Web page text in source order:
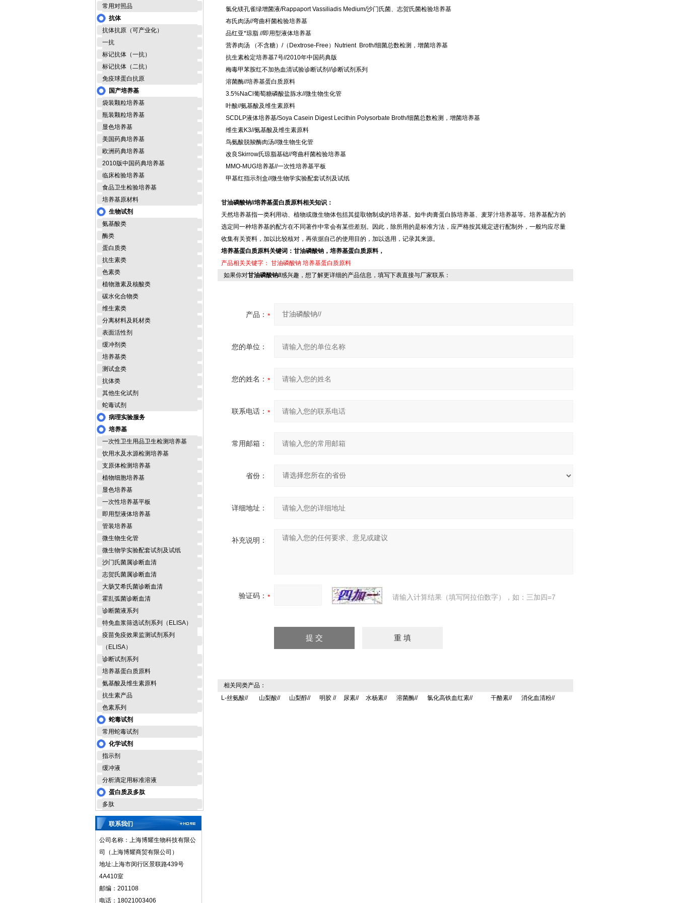
常用对照品
抗体
抗体抗原（可产业化）
一抗
标记抗体（一抗）
标记抗体（二抗）
免疫球蛋白抗原
国产培养基
袋装颗粒培养基
瓶装颗粒培养基
显色培养基
美国药典培养基
欧洲药典培养基
2010版中国药典培养基
临床检验培养基
食品卫生检验培养基
培养基原材料
生物试剂
氨基酸类
酶类
蛋白质类
抗生素类
色素类
植物激素及核酸类
碳水化合物类
维生素类
分离材料及耗材类
表面活性剂
缓冲剂类
培养基类
测试盒类
抗体类
其他生化试剂
蛇毒试剂
病理实验服务
培养基
一次性卫生用品卫生检测培养基
饮用水及水源检测培养基
支原体检测培养基
植物细胞培养基
显色培养基
一次性培养基平板
即用型液体培养基
管装培养基
微生物生化管
微生物学实验配套试剂及试纸
沙门氏菌属诊断血清
志贺氏菌属诊断血清
大肠艾希氏菌诊断血清
霍乱弧菌诊断血清
诊断菌液系列
特免血浆筛选试剂系列（ELISA）
疫苗免疫效果监测试剂系列
（ELISA）
诊断试剂系列
培养基蛋白质原料
氨基酸及维生素原料
抗生素产品
色素系列
蛇毒试剂
常用蛇毒试剂
化学试剂
指示剂
缓冲液
分析滴定用标准溶液
蛋白质及多肽
多肽
联系我们
公司名称：上海博耀生物科技有限公
司（上海博耀商贸有限公司）
地址:上海市闵行区景联路439号
4A410室
邮编：201108
电话：18021003406
氯化镁孔雀绿增菌液/Rappaport Vassiliadis Medium/沙门氏菌、志贺氏菌检验培养基
布氏肉汤//弯曲杆菌检验培养基
品红亚*琼脂 //即用型液体培养基
营养肉汤 （不含糖）/（Dextrose-Free）Nutrient Broth/细菌总数检测，增菌培养基
抗生素检定培养基7号//2010年中国药典版
梅毒甲苯胺红不加热血清试验诊断试剂//诊断试剂系列
溶菌酶//培养基蛋白质原料
3.5%NaCl葡萄糖磷酸盐胨水//微生物生化管
叶酸//氨基酸及维生素原料
SCDLP液体培养基/Soya Casein Digest Lecithin Polysorbate Broth/细菌总数检测，增菌培养基
维生素K3//氨基酸及维生素原料
鸟氨酸脱羧酶肉汤//微生物生化管
改良Skirrow氏琼脂基础//弯曲杆菌检验培养基
MMO-MUG培养基//一次性培养基平板
甲基红指示剂盒//微生物学实验配套试剂及试纸
甘油磷酸钠//培养基蛋白质原料相关知识：
天然培养基指一类利用动、植物或微生物体包括其提取物制成的培养基。如牛肉膏蛋白胨培养基、麦芽汁培养基等。培养基配方的
选定同一种培养基的配方在不同著作中常会有某些差别。因此，除所用的是标准方法，应严格按其规定进行配制外，一般均应尽量
收集有关资料，加以比较核对，再依据自己的使用目的，加以选用，记录其来源。
培养基蛋白质原料关键词：甘油磷酸钠，培养基蛋白质原料，
产品相关关键字： 甘油磷酸钠 培养基蛋白质原料
如果你对甘油磷酸钠//感兴趣，想了解更详细的产品信息，填写下表直接与厂家联系：
产品：
您的单位：
您的姓名：
联系电话：
常用邮箱：
省份：
详细地址：
补充说明：
验证码： 请输入计算结果（填写阿拉伯数字），如：三加四=7
相关同类产品：
L-丝氨酸//
山梨酸// 山梨醇// 明胶 // 尿素// 水杨素// 溶菌酶// 氯化高铁血红素// 干酪素// 消化血清粉//